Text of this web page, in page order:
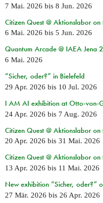
7 Mai. 2026 bis 8 Jun. 2026
Citizen Quest @ Aktionslabor
6 Mai. 2026 bis 5 Jun. 2026
Quantum Arcade @ IAEA Jena
6 Mai. 2026
“Sicher, oder?” in Bielefeld
29 Apr. 2026 bis 10 Jul. 2026
I AM AI exhibition at Otto-von-
24 Apr. 2026 bis 7 Aug. 2026
Citizen Quest @ Aktionslabor
20 Apr. 2026 bis 31 Mai. 2026
Citizen Quest @ Aktionslabor
13 Apr. 2026 bis 11 Mai. 2026
New exhibition “Sicher, oder?”
27 Mär. 2026 bis 26 Apr. 2026